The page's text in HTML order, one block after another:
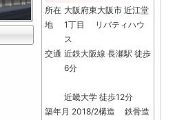
所在
地
大阪府東大阪市 近江堂
1丁目 リバティハウ
ス
交通 近鉄大阪線 長瀬駅 徒歩
6分
近畿大学 徒歩12分
築年月 2018/2構造
鉄骨造